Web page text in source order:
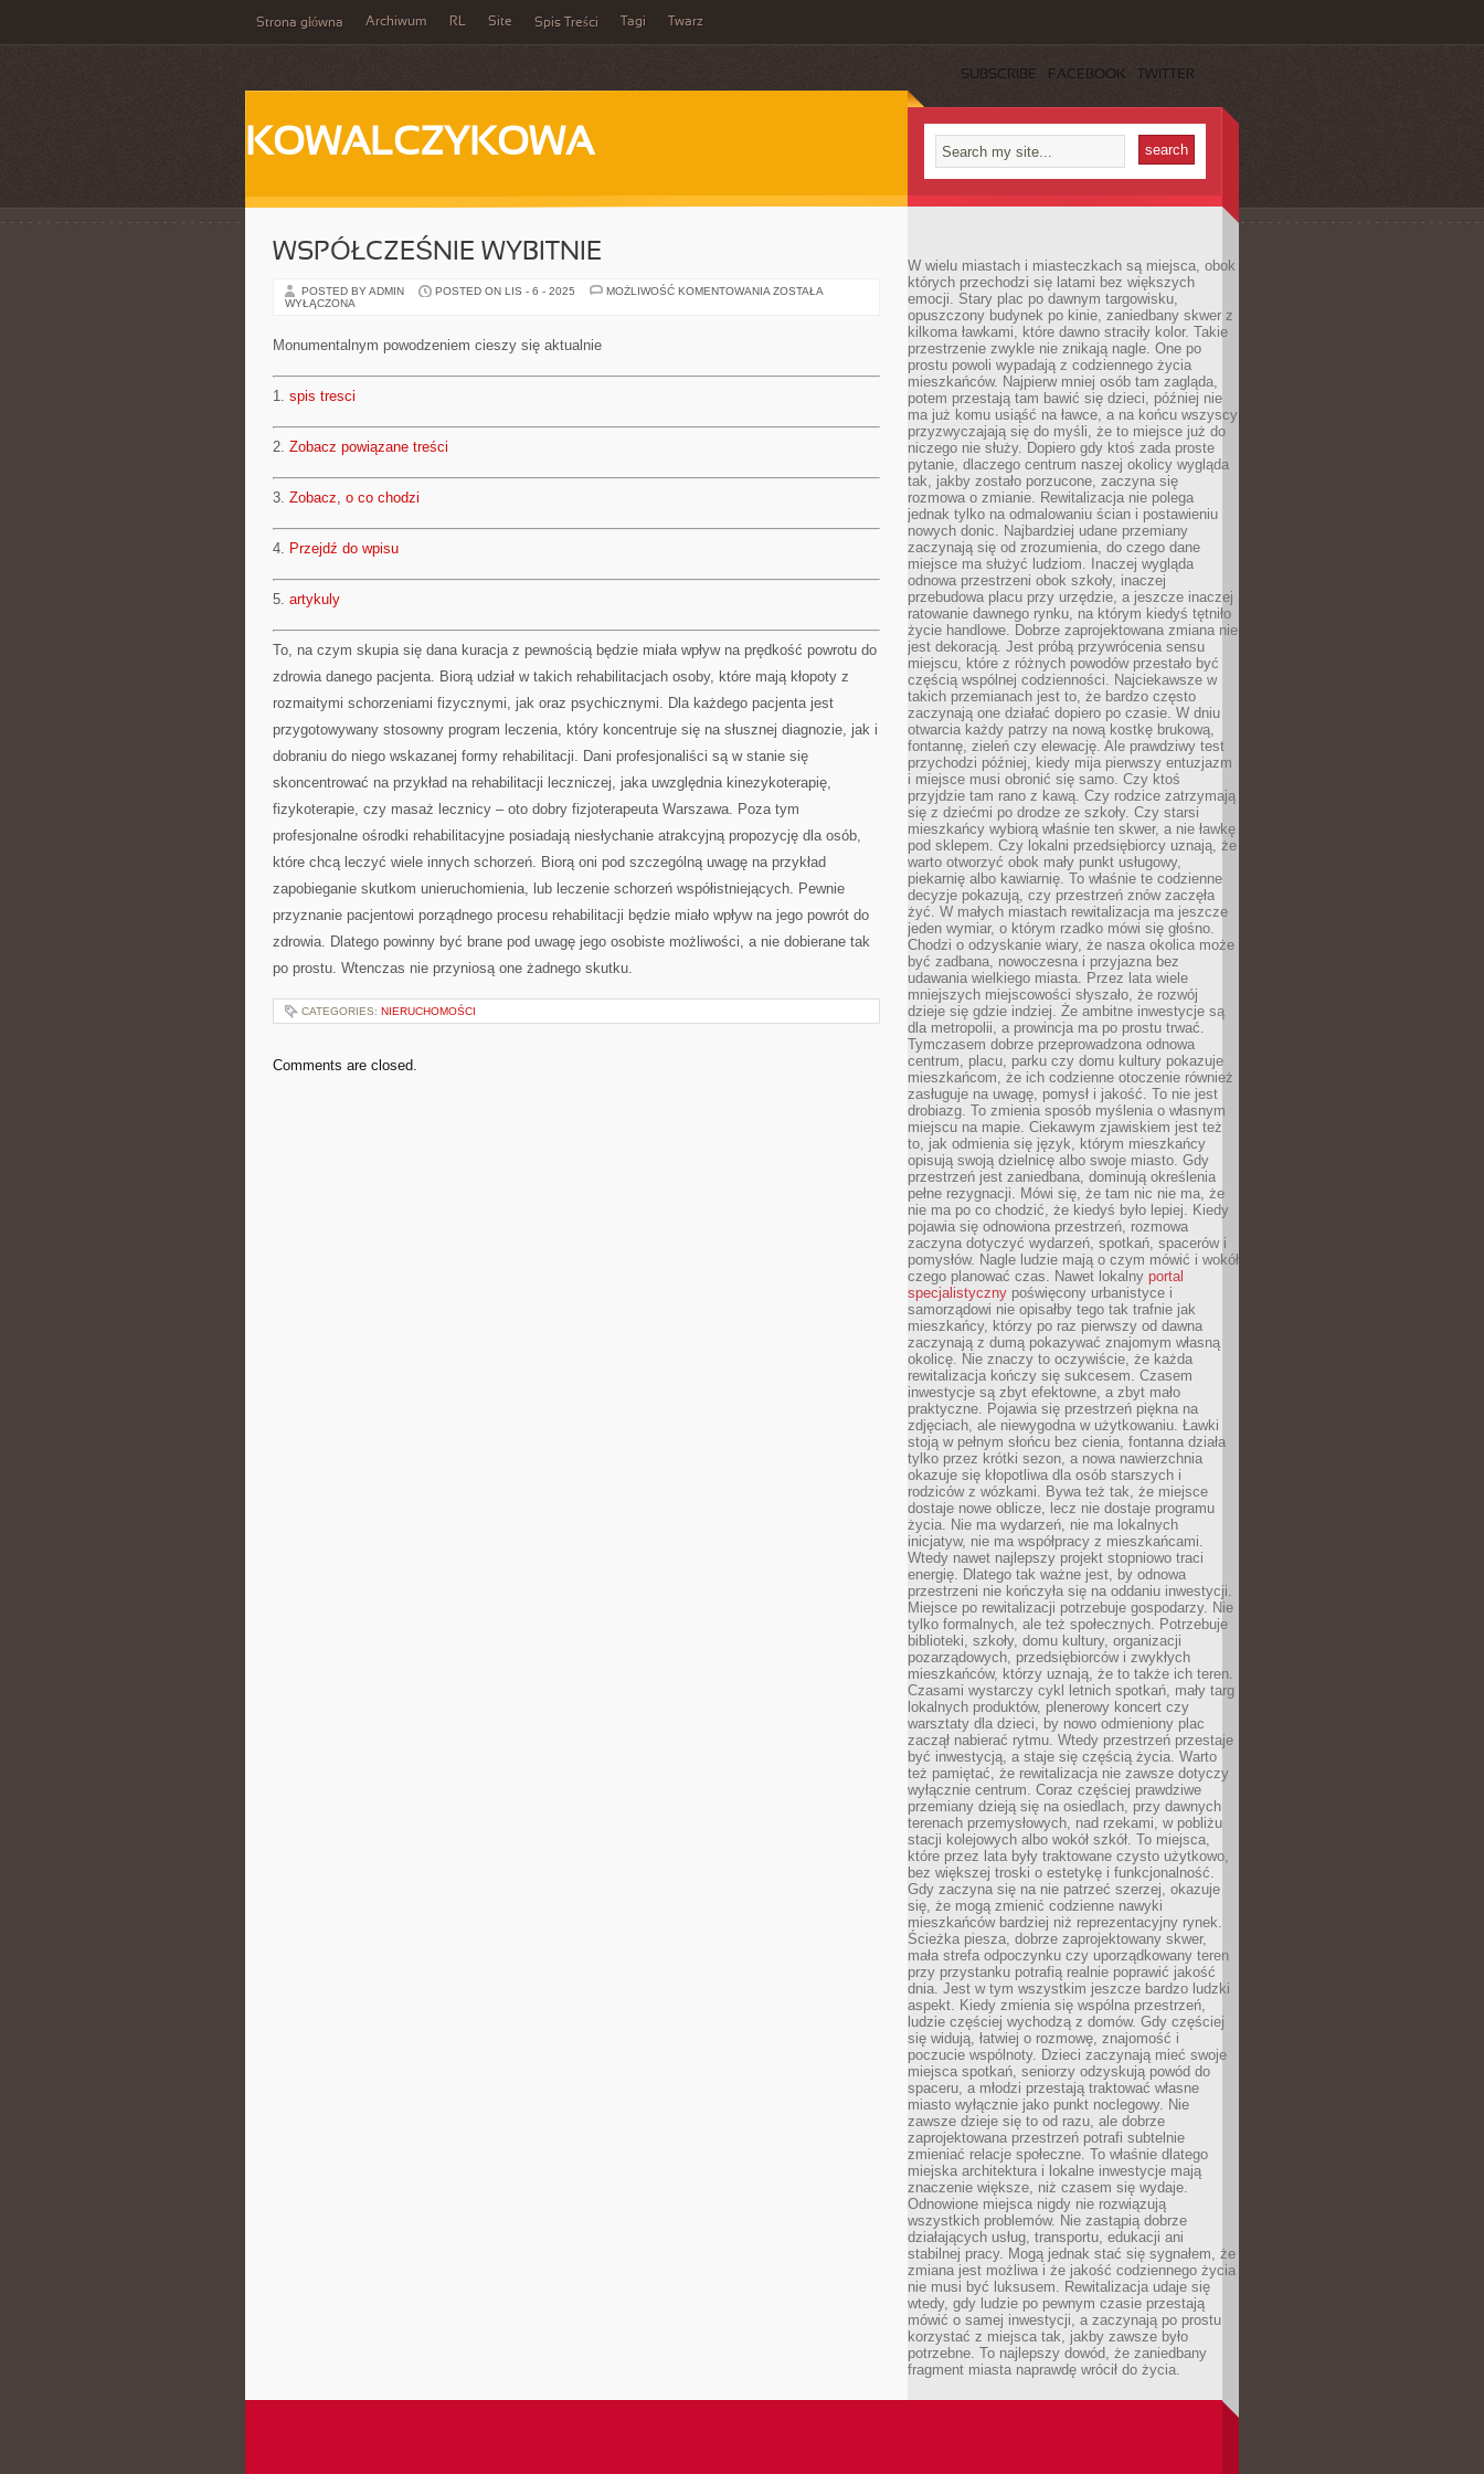
Strona główna Archiwum RL Site Spis Treści Tagi Twarz
SUBSCRIBE FACEBOOK TWITTER
KOWALCZYKOWA
WSPÓŁCZEŚNIE WYBITNIE
POSTED BY ADMIN POSTED ON LIS - 6 - 2025 MOŻLIWOŚĆ KOMENTOWANIA WSPÓŁCZEŚNIE
ZOSTAŁA
WYŁĄCZONA
Monumentalnym powodzeniem cieszy się aktualnie
1. spis tresci
2. Zobacz powiązane treści
3. Zobacz, o co chodzi
4. Przejdź do wpisu
5. artykuly
To, na czym skupia się dana kuracja z pewnością będzie miała wpływ na prędkość powrotu do
zdrowia danego pacjenta. Biorą udział w takich rehabilitacjach osoby, które mają kłopoty z
rozmaitymi schorzeniami fizycznymi, jak oraz psychicznymi. Dla każdego pacjenta jest
przygotowywany stosowny program leczenia, który koncentruje się na słusznej diagnozie, jak i
dobraniu do niego wskazanej formy rehabilitacji. Dani profesjonaliści są w stanie się
skoncentrować na przykład na rehabilitacji leczniczej, jaka uwzględnia kinezykoterapię,
fizykoterapie, czy masaż lecznicy – oto dobry fizjoterapeuta Warszawa. Poza tym
profesjonalne ośrodki rehabilitacyjne posiadają niesłychanie atrakcyjną propozycję dla osób,
które chcą leczyć wiele innych schorzeń. Biorą oni pod szczególną uwagę na przykład
zapobieganie skutkom unieruchomienia, lub leczenie schorzeń współistniejących. Pewnie
przyznanie pacjentowi porządnego procesu rehabilitacji będzie miało wpływ na jego powrót do
zdrowia. Dlatego powinny być brane pod uwagę jego osobiste możliwości, a nie dobierane tak
po prostu. Wtenczas nie przyniosą one żadnego skutku.
CATEGORIES: NIERUCHOMOŚCI
Comments are closed.
W wielu miastach i miasteczkach są miejsca, obok
których przechodzi się latami bez większych
emocji. Stary plac po dawnym targowisku,
opuszczony budynek po kinie, zaniedbany skwer z
kilkoma ławkami, które dawno straciły kolor. Takie
przestrzenie zwykle nie znikają nagle. One po
prostu powoli wypadają z codziennego życia
mieszkańców. Najpierw mniej osób tam zagląda,
potem przestają tam bawić się dzieci, później nie
ma już komu usiąść na ławce, a na końcu wszyscy
przyzwyczajają się do myśli, że to miejsce już do
niczego nie służy. Dopiero gdy ktoś zada proste
pytanie, dlaczego centrum naszej okolicy wygląda
tak, jakby zostało porzucone, zaczyna się
rozmowa o zmianie. Rewitalizacja nie polega
jednak tylko na odmalowaniu ścian i postawieniu
nowych donic. Najbardziej udane przemiany
zaczynają się od zrozumienia, do czego dane
miejsce ma służyć ludziom. Inaczej wygląda
odnowa przestrzeni obok szkoły, inaczej
przebudowa placu przy urzędzie, a jeszcze inaczej
ratowanie dawnego rynku, na którym kiedyś tętniło
życie handlowe. Dobrze zaprojektowana zmiana nie
jest dekoracją. Jest próbą przywrócenia sensu
miejscu, które z różnych powodów przestało być
częścią wspólnej codzienności. Najciekawsze w
takich przemianach jest to, że bardzo często
zaczynają one działać dopiero po czasie. W dniu
otwarcia każdy patrzy na nową kostkę brukową,
fontannę, zieleń czy elewację. Ale prawdziwy test
przychodzi później, kiedy mija pierwszy entuzjazm
i miejsce musi obronić się samo. Czy ktoś
przyjdzie tam rano z kawą. Czy rodzice zatrzymają
się z dziećmi po drodze ze szkoły. Czy starsi
mieszkańcy wybiorą właśnie ten skwer, a nie ławkę
pod sklepem. Czy lokalni przedsiębiorcy uznają, że
warto otworzyć obok mały punkt usługowy,
piekarnię albo kawiarnię. To właśnie te codzienne
decyzje pokazują, czy przestrzeń znów zaczęła
żyć. W małych miastach rewitalizacja ma jeszcze
jeden wymiar, o którym rzadko mówi się głośno.
Chodzi o odzyskanie wiary, że nasza okolica może
być zadbana, nowoczesna i przyjazna bez
udawania wielkiego miasta. Przez lata wiele
mniejszych miejscowości słyszało, że rozwój
dzieje się gdzie indziej. Że ambitne inwestycje są
dla metropolii, a prowincja ma po prostu trwać.
Tymczasem dobrze przeprowadzona odnowa
centrum, placu, parku czy domu kultury pokazuje
mieszkańcom, że ich codzienne otoczenie również
zasługuje na uwagę, pomysł i jakość. To nie jest
drobiazg. To zmienia sposób myślenia o własnym
miejscu na mapie. Ciekawym zjawiskiem jest też
to, jak odmienia się język, którym mieszkańcy
opisują swoją dzielnicę albo swoje miasto. Gdy
przestrzeń jest zaniedbana, dominują określenia
pełne rezygnacji. Mówi się, że tam nic nie ma, że
nie ma po co chodzić, że kiedyś było lepiej. Kiedy
pojawia się odnowiona przestrzeń, rozmowa
zaczyna dotyczyć wydarzeń, spotkań, spacerów i
pomysłów. Nagle ludzie mają o czym mówić i wokół
czego planować czas. Nawet lokalny portal
specjalistyczny poświęcony urbanistyce i
samorządowi nie opisałby tego tak trafnie jak
mieszkańcy, którzy po raz pierwszy od dawna
zaczynają z dumą pokazywać znajomym własną
okolicę. Nie znaczy to oczywiście, że każda
rewitalizacja kończy się sukcesem. Czasem
inwestycje są zbyt efektowne, a zbyt mało
praktyczne. Pojawia się przestrzeń piękna na
zdjęciach, ale niewygodna w użytkowaniu. Ławki
stoją w pełnym słońcu bez cienia, fontanna działa
tylko przez krótki sezon, a nowa nawierzchnia
okazuje się kłopotliwa dla osób starszych i
rodziców z wózkami. Bywa też tak, że miejsce
dostaje nowe oblicze, lecz nie dostaje programu
życia. Nie ma wydarzeń, nie ma lokalnych
inicjatyw, nie ma współpracy z mieszkańcami.
Wtedy nawet najlepszy projekt stopniowo traci
energię. Dlatego tak ważne jest, by odnowa
przestrzeni nie kończyła się na oddaniu inwestycji.
Miejsce po rewitalizacji potrzebuje gospodarzy. Nie
tylko formalnych, ale też społecznych. Potrzebuje
biblioteki, szkoły, domu kultury, organizacji
pozarządowych, przedsiębiorców i zwykłych
mieszkańców, którzy uznają, że to także ich teren.
Czasami wystarczy cykl letnich spotkań, mały targ
lokalnych produktów, plenerowy koncert czy
warsztaty dla dzieci, by nowo odmieniony plac
zaczął nabierać rytmu. Wtedy przestrzeń przestaje
być inwestycją, a staje się częścią życia. Warto
też pamiętać, że rewitalizacja nie zawsze dotyczy
wyłącznie centrum. Coraz częściej prawdziwe
przemiany dzieją się na osiedlach, przy dawnych
terenach przemysłowych, nad rzekami, w pobliżu
stacji kolejowych albo wokół szkół. To miejsca,
które przez lata były traktowane czysto użytkowo,
bez większej troski o estetykę i funkcjonalność.
Gdy zaczyna się na nie patrzeć szerzej, okazuje
się, że mogą zmienić codzienne nawyki
mieszkańców bardziej niż reprezentacyjny rynek.
Ścieżka piesza, dobrze zaprojektowany skwer,
mała strefa odpoczynku czy uporządkowany teren
przy przystanku potrafią realnie poprawić jakość
dnia. Jest w tym wszystkim jeszcze bardzo ludzki
aspekt. Kiedy zmienia się wspólna przestrzeń,
ludzie częściej wychodzą z domów. Gdy częściej
się widują, łatwiej o rozmowę, znajomość i
poczucie wspólnoty. Dzieci zaczynają mieć swoje
miejsca spotkań, seniorzy odzyskują powód do
spaceru, a młodzi przestają traktować własne
miasto wyłącznie jako punkt noclegowy. Nie
zawsze dzieje się to od razu, ale dobrze
zaprojektowana przestrzeń potrafi subtelnie
zmieniać relacje społeczne. To właśnie dlatego
miejska architektura i lokalne inwestycje mają
znaczenie większe, niż czasem się wydaje.
Odnowione miejsca nigdy nie rozwiązują
wszystkich problemów. Nie zastąpią dobrze
działających usług, transportu, edukacji ani
stabilnej pracy. Mogą jednak stać się sygnałem, że
zmiana jest możliwa i że jakość codziennego życia
nie musi być luksusem. Rewitalizacja udaje się
wtedy, gdy ludzie po pewnym czasie przestają
mówić o samej inwestycji, a zaczynają po prostu
korzystać z miejsca tak, jakby zawsze było
potrzebne. To najlepszy dowód, że zaniedbany
fragment miasta naprawdę wrócił do życia.